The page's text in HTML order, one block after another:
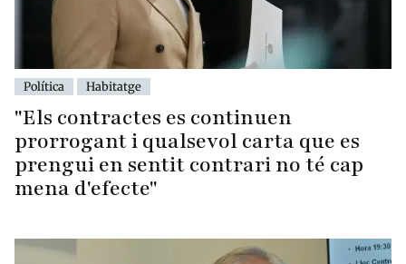
Política Habitatge
"Els contractes es continuen
prorrogant i qualsevol carta que es
prengui en sentit contrari no té cap
mena d'efecte"